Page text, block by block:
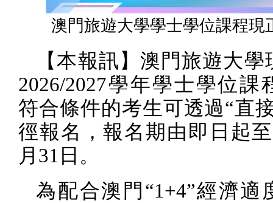
澳門旅遊大學學士學位課程現
【本報訊】澳門旅遊大
2026/2027學年學士學位課
符合條件的考生可透過“直
徑報名，報名期由即日起至
月 31 日。
為配合澳門“1+4”經濟適